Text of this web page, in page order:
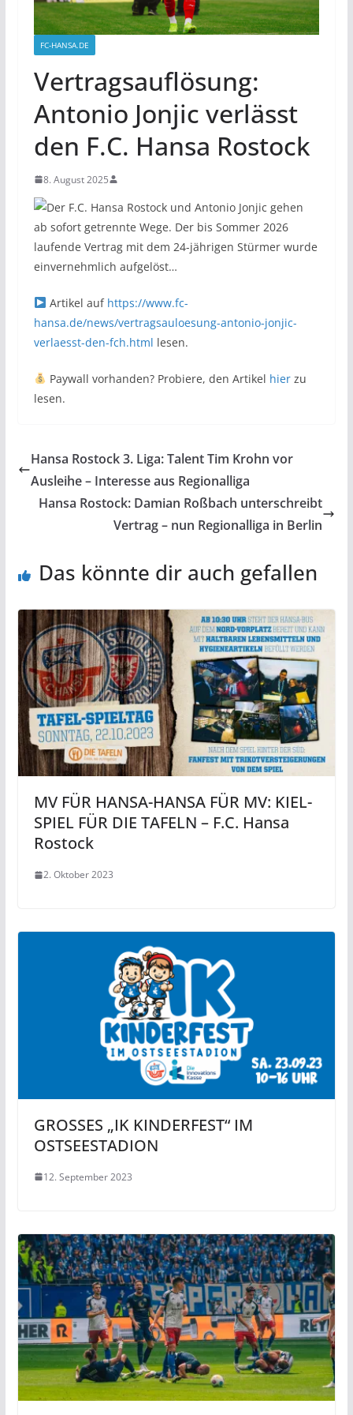
FC-HANSA.DE
Vertragsauflösung:
Antonio Jonjic verlässt
den F.C. Hansa Rostock
8. August 2025
Der F.C. Hansa Rostock und Antonio Jonjic gehen
ab sofort getrennte Wege. Der bis Sommer 2026
laufende Vertrag mit dem 24-jährigen Stürmer wurde
einvernehmlich aufgelöst…
Artikel auf https://www.fc-
hansa.de/news/vertragsauloesung-antonio-jonjic-
verlaesst-den-fch.html lesen.
Paywall vorhanden? Probiere, den Artikel hierzu
lesen.
Hansa Rostock 3. Liga: Talent Tim Krohn vor
Ausleihe – Interesse aus Regionalliga
Hansa Rostock: Damian Roßbach unterschreibt
Vertrag – nun Regionalliga in Berlin
Das könnte dir auch gefallen
MV FÜR HANSA-HANSA FÜR MV: KIEL-
SPIEL FÜR DIE TAFELN – F.C. Hansa
Rostock
2. Oktober 2023
GROSSES „IK KINDERFEST“ IM
OSTSEESTADION
12. September 2023